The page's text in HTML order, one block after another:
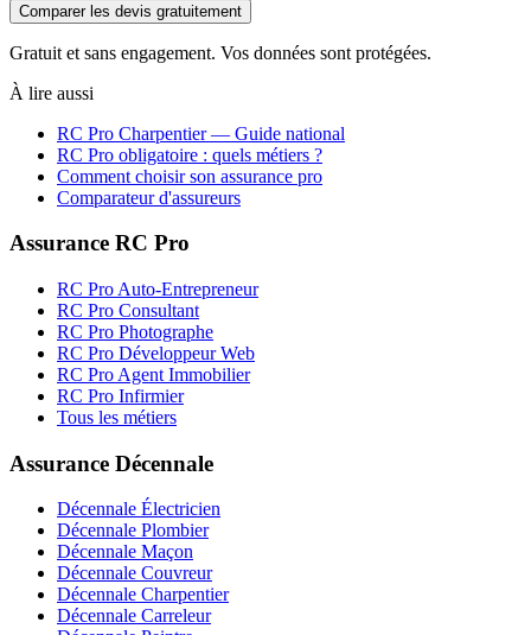
Comparer les devis gratuitement
Gratuit et sans engagement. Vos données sont protégées.
À lire aussi
RC Pro Charpentier— Guide national
RC Pro obligatoire : quels métiers ?
Comment choisir son assurance pro
Comparateur d'assureurs
Assurance RC Pro
RC Pro Auto-Entrepreneur
RC Pro Consultant
RC Pro Photographe
RC Pro Développeur Web
RC Pro Agent Immobilier
RC Pro Infirmier
Tous les métiers
Assurance Décennale
Décennale Électricien
Décennale Plombier
Décennale Maçon
Décennale Couvreur
Décennale Charpentier
Décennale Carreleur